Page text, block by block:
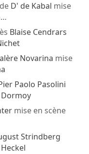
de D' de Kabal mise
…
Blaise Cendrars
Novarina mise
Paolo Pasolini
mise en scène
Strindberg